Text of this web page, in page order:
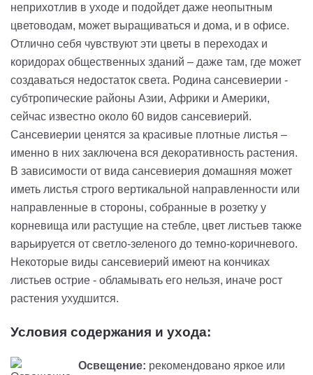
неприхотлив в уходе и подойдет даже неопытным
цветоводам, может выращиваться и дома, и в офисе.
Отлично себя чувствуют эти цветы в переходах и
коридорах общественных зданий – даже там, где может
создаваться недостаток света. Родина сансевиерии -
субтропические районы Азии, Африки и Америки,
сейчас известно около 60 видов сансевиерий.
Сансевиерии ценятся за красивые плотные листья –
именно в них заключена вся декоративность растения.
В зависимости от вида сансевиерия домашняя может
иметь листья строго вертикальной направленности или
направленные в стороны, собранные в розетку у
корневища или растущие на стебле, цвет листьев также
варьируется от светло-зеленого до темно-коричневого.
Некоторые виды сансевиерий имеют на кончиках
листьев острие - обламывать его нельзя, иначе рост
растения ухудшится.
Условия содержания и ухода:
Освещение: рекомендовано яркое или